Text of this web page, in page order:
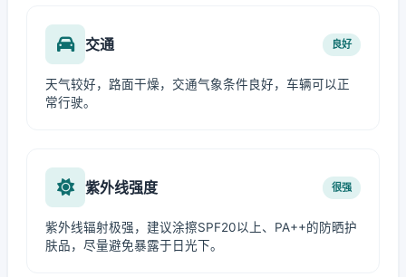
交通 良好
天气较好，路面干燥，交通气象条件良好，车辆可以正
常行驶。
紫外线强度 很强
紫外线辐射极强，建议涂擦SPF20以上、PA++的防晒护
肤品，尽量避免暴露于日光下。